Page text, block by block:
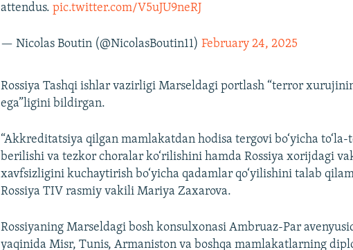
attendus.pic.twitter.com/V5uJU9neRJ
— Nicolas Boutin (@NicolasBoutin11)February 24, 2025
Rossiya Tashqi ishlar vazirligi Marseldagi portlash “terror
ega”ligini bildirgan.
“Akkreditatsiya qilgan mamlakatdan hodisa tergovi bo‘yicha to‘la-
berilishi va tezkor choralar ko‘rilishini hamda Rossiya xorijdagi
xavfsizligini kuchaytirish bo‘yicha qadamlar qo‘yilishini talab
Rossiya TIV rasmiy vakili Mariya Zaxarova.
Rossiyaning Marseldagi bosh konsulxonasi Ambruaz-Par
yaqinida Misr, Tunis, Armaniston va boshqa mamlakatlarning